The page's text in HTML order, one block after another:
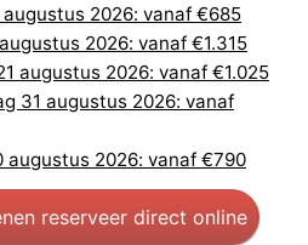
augustus 2026: vanaf €685
2026: vanaf €1.315
augustus 2026: vanaf €1.025
31 augustus 2026: vanaf
augustus 2026: vanaf €790
en reserveer direct online